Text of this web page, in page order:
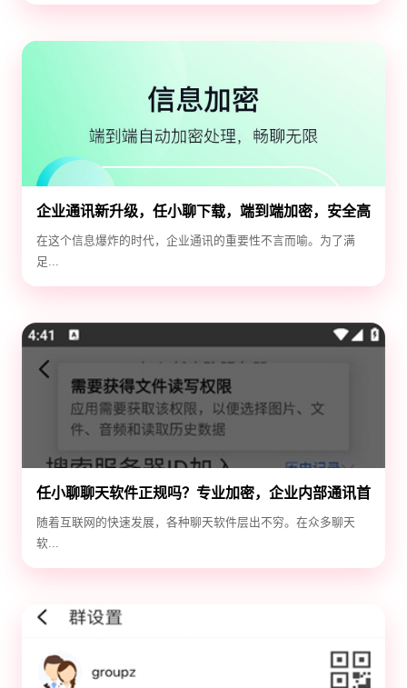
企业通讯新升级，任小聊下载，端到端加密，安全高
效！
在这个信息爆炸的时代，企业通讯的重要性不言而喻。为了满
足...
任小聊聊天软件正规吗？专业加密，企业内部通讯首
选！
随着互联网的快速发展，各种聊天软件层出不穷。在众多聊天
软...